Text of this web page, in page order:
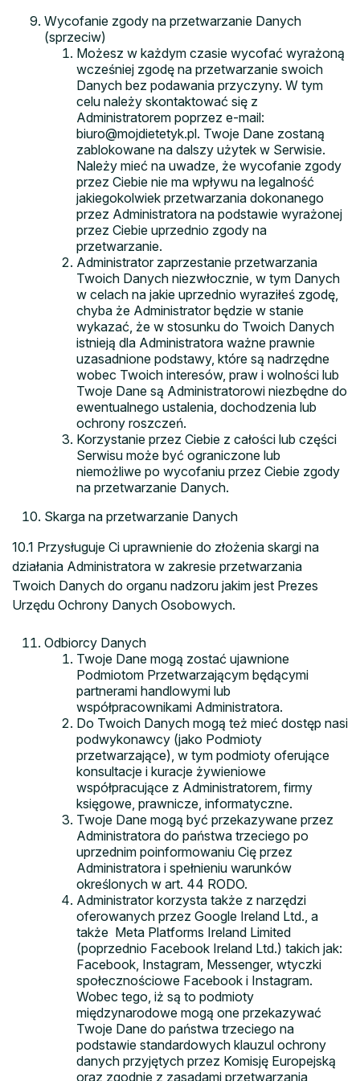
Wycofanie zgody na przetwarzanie Danych
(sprzeciw)
Możesz w każdym czasie wycofać wyrażoną
wcześniej zgodę na przetwarzanie swoich
Danych bez podawania przyczyny. W tym
celu należy skontaktować się z
Administratorem poprzez e-mail:
biuro@mojdietetyk.pl. Twoje Dane zostaną
zablokowane na dalszy użytek w Serwisie.
Należy mieć na uwadze, że wycofanie zgody
przez Ciebie nie ma wpływu na legalność
jakiegokolwiek przetwarzania dokonanego
przez Administratora na podstawie wyrażonej
przez Ciebie uprzednio zgody na
przetwarzanie.
Administrator zaprzestanie przetwarzania
Twoich Danych niezwłocznie, w tym Danych
w celach na jakie uprzednio wyraziłeś zgodę,
chyba że Administrator będzie w stanie
wykazać, że w stosunku do Twoich Danych
istnieją dla Administratora ważne prawnie
uzasadnione podstawy, które są nadrzędne
wobec Twoich interesów, praw i wolności lub
Twoje Dane są Administratorowi niezbędne do
ewentualnego ustalenia, dochodzenia lub
ochrony roszczeń.
Korzystanie przez Ciebie z całości lub części
Serwisu może być ograniczone lub
niemożliwe po wycofaniu przez Ciebie zgody
na przetwarzanie Danych.
Skarga na przetwarzanie Danych
10.1 Przysługuje Ci uprawnienie do złożenia skargi na
działania Administratora w zakresie przetwarzania
Twoich Danych do organu nadzoru jakim jest Prezes
Urzędu Ochrony Danych Osobowych.
Odbiorcy Danych
Twoje Dane mogą zostać ujawnione
Podmiotom Przetwarzającym będącymi
partnerami handlowymi lub
współpracownikami Administratora.
Do Twoich Danych mogą też mieć dostęp nasi
podwykonawcy (jako Podmioty
przetwarzające), w tym podmioty oferujące
konsultacje i kuracje żywieniowe
współpracujące z Administratorem, firmy
księgowe, prawnicze, informatyczne.
Twoje Dane mogą być przekazywane przez
Administratora do państwa trzeciego po
uprzednim poinformowaniu Cię przez
Administratora i spełnieniu warunków
określonych w art. 44 RODO.
Administrator korzysta także z narzędzi
oferowanych przez Google Ireland Ltd., a
także Meta Platforms Ireland Limited
(poprzednio Facebook Ireland Ltd.) takich jak:
Facebook, Instagram, Messenger, wtyczki
społecznościowe Facebook i Instagram.
Wobec tego, iż są to podmioty
międzynarodowe mogą one przekazywać
Twoje Dane do państwa trzeciego na
podstawie standardowych klauzul ochrony
danych przyjętych przez Komisję Europejską
oraz zgodnie z zasadami przetwarzania